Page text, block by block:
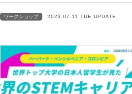
ワークショップ 2023.07.11 TUE UPDATE